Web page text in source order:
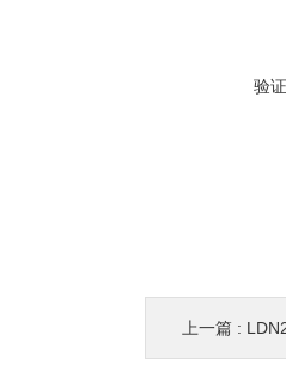
验
上一篇 :